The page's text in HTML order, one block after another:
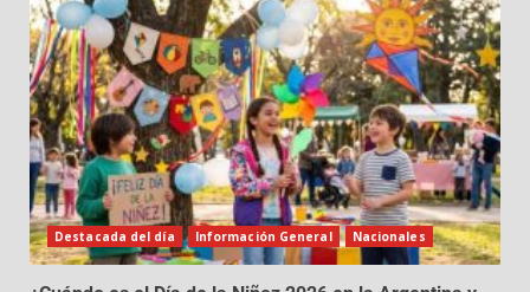
Destacada del día Información General Nacionales